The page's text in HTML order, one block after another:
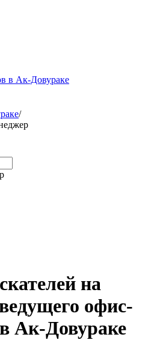
в Ак-Довураке
/
на
офис-
Ак-Довураке